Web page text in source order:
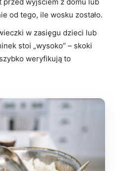
od tego, ile wosku zostało.
w zasięgu dzieci lub
stoi „wysoko” – skoki
weryfikują to